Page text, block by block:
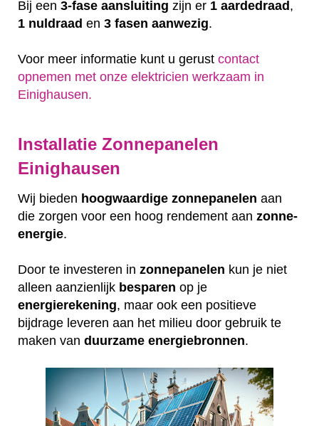
Bij een 3-fase aansluiting zijn er 1 aardedraad,
1 nuldraad en 3 fasen aanwezig.
Voor meer informatie kunt u gerust contact
opnemen met onze elektricien werkzaam in
Einighausen.
Installatie Zonnepanelen
Einighausen
Wij bieden hoogwaardige zonnepanelen aan
die zorgen voor een hoog rendement aan zonne-
energie.
Door te investeren in zonnepanelen kun je niet
alleen aanzienlijk besparen op je
energierekening, maar ook een positieve
bijdrage leveren aan het milieu door gebruik te
maken van duurzame energiebronnen.